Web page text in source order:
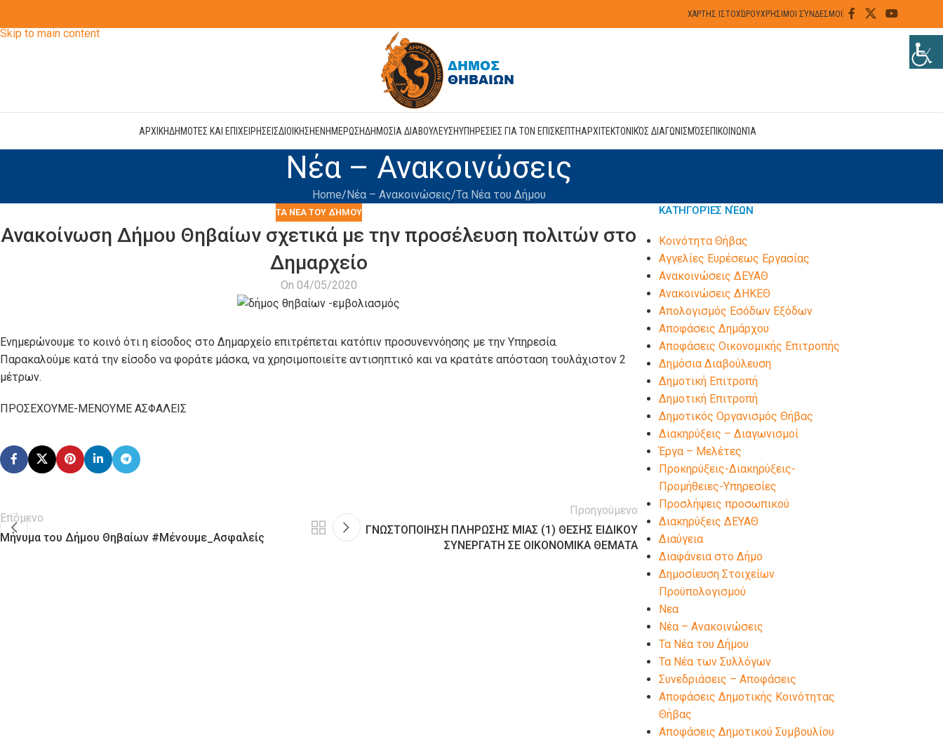
Skip to main content
ΧΆΡΤΗΣ ΙΣΤΟΧΏΡΟΥΧΡΉΣΙΜΟΙ ΣΎΝΔΕΣΜΟΙ
ΑΡΧΙΚΗΔΗΜΟΤΕΣ ΚΑΙ ΕΠΙΧΕΙΡΗΣΕΙΣΔΙΟΙΚΗΣΗΕΝΗΜΕΡΩΣΗΔΗΜΟΣΙΑ ΔΙΑΒΟΥΛΕΥΣΗΥΠΗΡΕΣΙΕΣ ΓΙΑ ΤΟΝ ΕΠΙΣΚΕΠΤΗΑΡΧΙΤΕΚΤΟΝΙΚΌΣ ΔΙΑΓΩΝΙΣΜΌΣΕΠΙΚΟΙΝΩΝΊΑ
Νέα – Ανακοινώσεις
Home Νέα – Ανακοινώσεις Τα Νέα του Δήμου
ΤΑ ΝΈΑ ΤΟΥ ΔΉΜΟΥ
Ανακοίνωση Δήμου Θηβαίων σχετικά με την προσέλευση πολιτών στο
Δημαρχείο
On 04/05/2020
Ενημερώνουμε το κοινό ότι η είσοδος στο Δημαρχείο επιτρέπεται κατόπιν προσυνεννόησης με την Υπηρεσία.
Παρακαλούμε κατά την είσοδο να φοράτε μάσκα, να χρησιμοποιείτε αντισηπτικό και να κρατάτε απόσταση τουλάχιστον 2
μέτρων.
ΠΡΟΣΕΧΟΥΜΕ-ΜΕΝΟΥΜΕ ΑΣΦΑΛΕΙΣ
Επόμενο
Μήνυμα του Δήμου Θηβαίων #Μένουμε_Ασφαλείς
Προηγούμενο
ΓΝΩΣΤΟΠΟΙΗΣΗ ΠΛΗΡΩΣΗΣ ΜΙΑΣ (1) ΘΕΣΗΣ ΕΙΔΙΚΟΥ
ΣΥΝΕΡΓΑΤΗ ΣΕ ΟΙΚΟΝΟΜΙΚΑ ΘΕΜΑΤΑ
ΚΑΤΗΓΟΡΊΕΣ ΝΈΩΝ
Kοινότητα Θήβας
Αγγελίες Ευρέσεως Εργασίας
Ανακοινώσεις ΔΕΥΑΘ
Ανακοινώσεις ΔΗΚΕΘ
Απολογισμός Εσόδων Εξόδων
Αποφάσεις Δημάρχου
Αποφάσεις Οικονομικής Επιτροπής
Δημόσια Διαβούλευση
Δημοτική Επιτροπή
Δημοτική Επιτροπή
Δημοτικός Οργανισμός Θήβας
Διακηρύξεις – Διαγωνισμοί
Έργα – Μελέτες
Προκηρύξεις-Διακηρύξεις-
Προμήθειες-Υπηρεσίες
Προσλήψεις προσωπικού
Διακηρύξεις ΔΕΥΑΘ
Διαύγεια
Διαφάνεια στο Δήμο
Δημοσίευση Στοιχείων
Προϋπολογισμού
Νεα
Νέα – Ανακοινώσεις
Τα Νέα του Δήμου
Τα Νέα των Συλλόγων
Συνεδριάσεις – Αποφάσεις
Αποφάσεις Δημοτικής Κοινότητας
Θήβας
Αποφάσεις Δημοτικού Συμβουλίου